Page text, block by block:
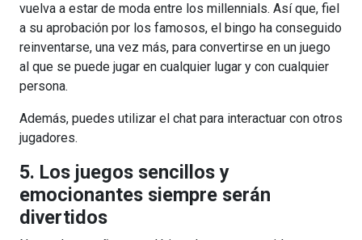
vuelva a estar de moda entre los millennials. Así que, fiel
a su aprobación por los famosos, el bingo ha conseguido
reinventarse, una vez más, para convertirse en un juego
al que se puede jugar en cualquier lugar y con cualquier
persona.
Además, puedes utilizar el chat para interactuar con otros
jugadores.
5. Los juegos sencillos y
emocionantes siempre serán
divertidos